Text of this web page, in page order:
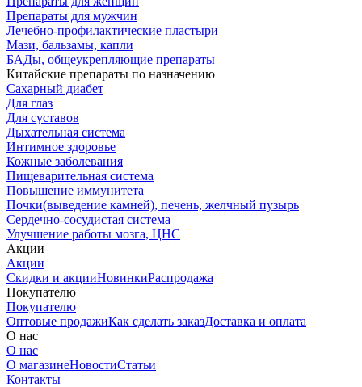
Препараты для мужчин
Лечебно-профилактические пластыри
Мази, бальзамы, капли
БАДы, общеукрепляющие препараты
Китайские препараты по назначению
Cахарный диабет
Для глаз
Для суставов
Дыхательная система
Интимное здоровье
Кожные заболевания
Пищеварительная система
Повышение иммунитета
Почки(выведение камней), печень, желчный пузырь
Сердечно-сосудистая система
Улучшение работы мозга, ЦНС
Акции
Акции
Скидки и акцииНовинкиРаспродажа
Покупателю
Покупателю
Оптовые продажиКак сделать заказДоставка и оплата
О нас
О нас
О магазинеНовостиСтатьи
Контакты